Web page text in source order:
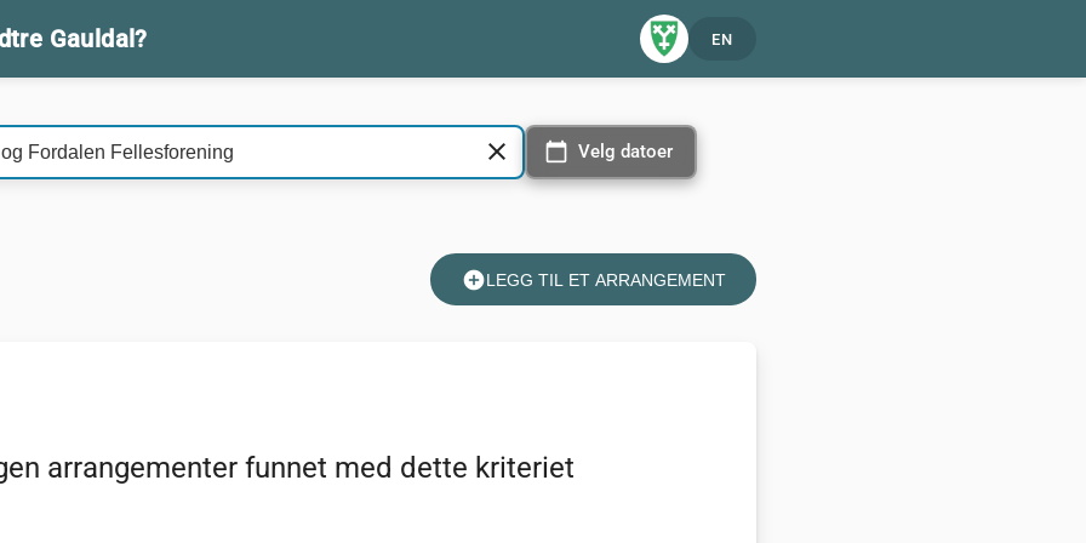
Gauldal? EN
clear calendar_today Velg datoer
Velg datoer
add_circleLEGG TIL ET ARRANGEMENT
arrangementer funnet med dette kriteriet